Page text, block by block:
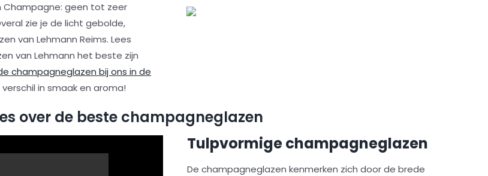
geen tot zeer
zie je de licht gebolde,
van Lehmann Reims. Lees
van Lehmann het beste zijn
champagneglazen bij ons in de
in smaak en aroma!
over de beste champagneglazen
Tulpvormige champagneglazen
De champagneglazen kenmerken zich door de brede